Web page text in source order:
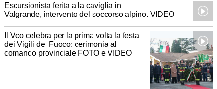
Escursionista ferita alla caviglia in
Valgrande, intervento del soccorso alpino. VIDEO
Il Vco celebra per la prima volta la festa
dei Vigili del Fuoco: cerimonia al
comando provinciale FOTO e VIDEO